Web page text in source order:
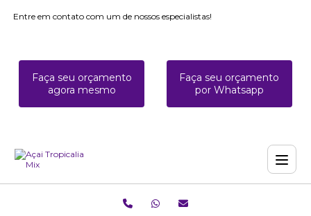
Entre em contato com um de nossos especialistas!
Faça seu orçamento
agora mesmo
Faça seu orçamento
por Whatsapp